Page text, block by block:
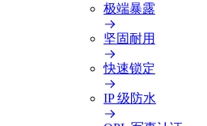
极端暴露
坚固耐用
快速锁定
IP 级防水